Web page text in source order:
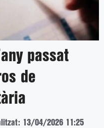
passat
de
13/04/2026 11:25